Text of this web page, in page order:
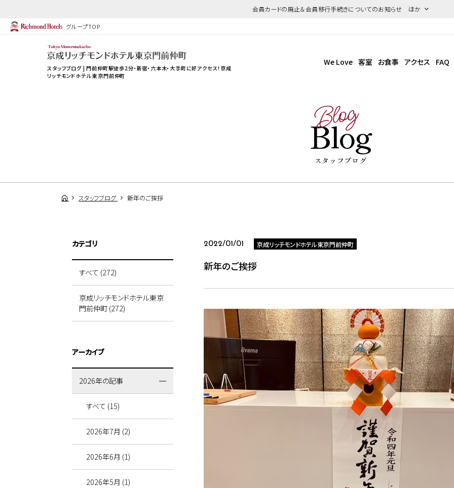
会員カードの廃止＆会員移行手続きについてのお知らせ ほか
グループTOP
スタッフブログ | 門前仲町駅徒歩2分・新宿・六本木・大手町に好アクセス！京成
リッチモンドホテル 東京門前仲町
We Love 客室 お食事 アクセス FAQ
Blog
Blog
スタッフブログ
スタッフブログ 新年のご挨拶
2022/01/01 京成リッチモンドホテル東京門前仲町
新年のご挨拶
カテゴリ
すべて (272)
京成リッチモンドホテル東京
門前仲町 (272)
アーカイブ
2026年の記事
すべて (15)
2026年7月 (2)
2026年6月 (1)
2026年5月 (1)